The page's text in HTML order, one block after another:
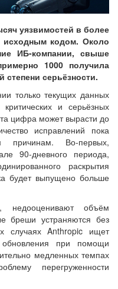
уязвимостей в более
кодом. Около
ИБ-компании, свыше
1000 получила
степени серьёзности.
только текущих данных
и серьёзных
цифра может вырасти до
исправлений пока
Во-первых,
90-дневного периода,
раскрытия
будет выпущено больше
недооценивают объём
бреши устраняются без
случаях Anthropic ищет
при помощи
медленных темпах
перегруженности